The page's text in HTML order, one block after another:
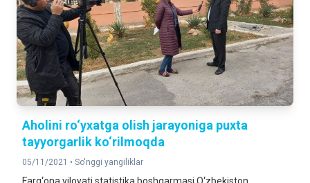
Аholini ro‘yxatga olish jarayoniga puxta
tayyorgarlik ko‘rilmoqda
05/11/2021 • So'nggi yangiliklar